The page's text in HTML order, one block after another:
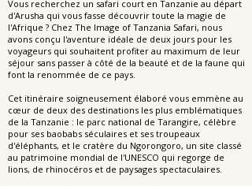
Vous recherchez un safari court en Tanzanie au départ
d'Arusha qui vous fasse découvrir toute la magie de
l'Afrique ? Chez The Image of Tanzania Safari, nous
avons conçu l'aventure idéale de deux jours pour les
voyageurs qui souhaitent profiter au maximum de leur
séjour sans passer à côté de la beauté et de la faune qui
font la renommée de ce pays.
Cet itinéraire soigneusement élaboré vous emmène au
cœur de deux des destinations les plus emblématiques
de la Tanzanie : le parc national de Tarangire, célèbre
pour ses baobabs séculaires et ses troupeaux
d'éléphants, et le cratère du Ngorongoro, un site classé
au patrimoine mondial de l'UNESCO qui regorge de
lions, de rhinocéros et de paysages spectaculaires.